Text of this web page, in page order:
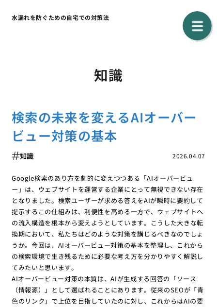
水漏れを防ぐための自宅での対策法
知識
検索の未来を変えるAIオーバー
ビュー対策の基本
2026.04.07
知識
Google検索のあり方を劇的に変えつつある「AIオーバービュ
ー」は、ウェブサイトを運営する企業にとって無視できない存在
となりました。検索ユーザーが求める答えをAIが瞬時に要約して
提示するこの仕組みは、利便性を高める一方で、ウェブサイトへ
の流入構造を根本から変えようとしています。こうした大きな転
換期において、私たちはどのような対策を講じるべきなのでしょ
うか。今回は、AIオーバービュー対策の基本を整理し、これから
の検索環境で生き残るために必要な考え方を分かりやすく解説し
てみたいと思います。
AIオーバービュー対策の本質は、AIが生成する回答の「ソース
（情報源）」として選ばれることにあります。従来のSEOが「青
色のリンク」で上位を目指していたのに対し、これからはAIの要